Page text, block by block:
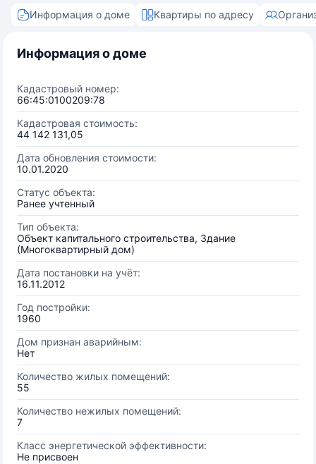
Информация о доме Квартиры по адресу
Информация о доме
Кадастровый номер:
66:45:0100209:78
Кадастровая стоимость:
44 142 131,05
Дата обновления стоимости:
10.01.2020
Статус объекта:
Ранее учтенный
Тип объекта:
Объект капитального строительства, Здание
(Многоквартирный дом)
Дата постановки на учёт:
16.11.2012
Год постройки:
1960
Дом признан аварийным:
Нет
Количество жилых помещений:
55
Количество нежилых помещений:
7
Класс энергетической эффективности:
Не присвоен